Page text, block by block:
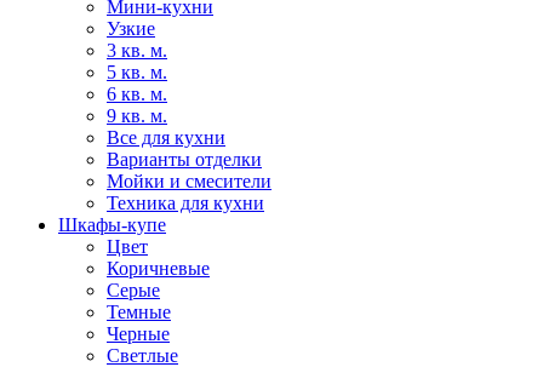
Мини-кухни
Узкие
3 кв. м.
5 кв. м.
6 кв. м.
9 кв. м.
Все для кухни
Варианты отделки
Мойки и смесители
Техника для кухни
Шкафы-купе
Цвет
Коричневые
Серые
Темные
Черные
Светлые